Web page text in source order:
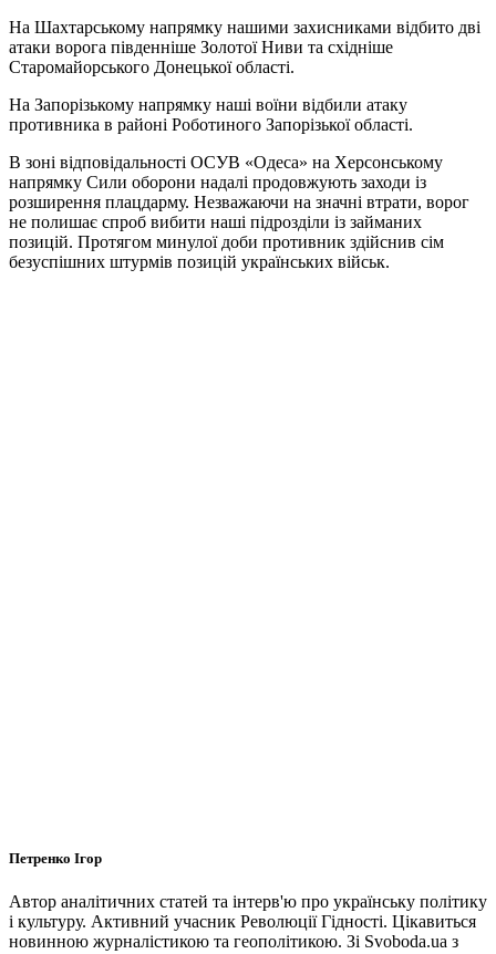
На Шахтарському напрямку нашими захисниками відбито дві
атаки ворога південніше Золотої Ниви та східніше
Старомайорського Донецької області.
На Запорізькому напрямку наші воїни відбили атаку
противника в районі Роботиного Запорізької області.
В зоні відповідальності ОСУВ «Одеса» на Херсонському
напрямку Сили оборони надалі продовжують заходи із
розширення плацдарму. Незважаючи на значні втрати, ворог
не полишає спроб вибити наші підрозділи із займаних
позицій. Протягом минулої доби противник здійснив сім
безуспішних штурмів позицій українських військ.
Петренко Ігор
Автор аналітичних статей та інтерв'ю про українську політику
і культуру. Активний учасник Революції Гідності. Цікавиться
новинною журналістикою та геополітикою. Зі Svoboda.ua з